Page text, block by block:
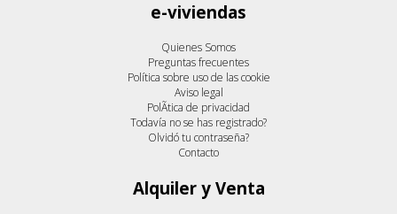
e-viviendas
Quienes Somos
Preguntas frecuentes
Política sobre uso de las cookie
Aviso legal
PolÃ­tica de privacidad
Todavía no se has registrado?
Olvidó tu contraseña?
Contacto
Alquiler y Venta